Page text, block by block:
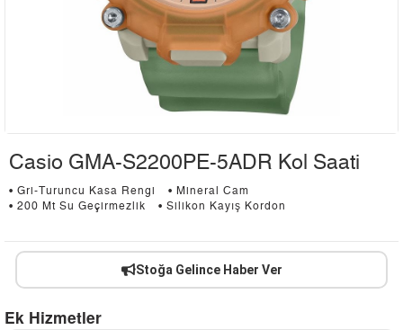
Casio GMA-S2200PE-5ADR Kol Saati
• Gri-Turuncu Kasa Rengi
• Mineral Cam
• 200 Mt Su Geçirmezlik
• Silikon Kayış Kordon
Stoğa Gelince Haber Ver
Ek Hizmetler